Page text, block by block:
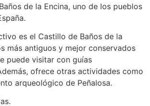
de la Encina, uno de los pueblos
es el Castillo de Baños de la
más antiguos y mejor conservados
puede visitar con guías
ofrece otras actividades como
arqueológico de Peñalosa.